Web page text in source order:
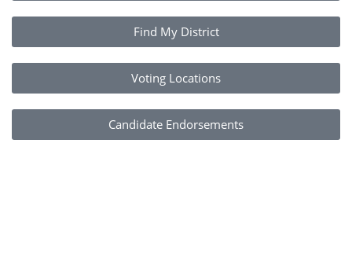
Find My District
Voting Locations
Candidate Endorsements